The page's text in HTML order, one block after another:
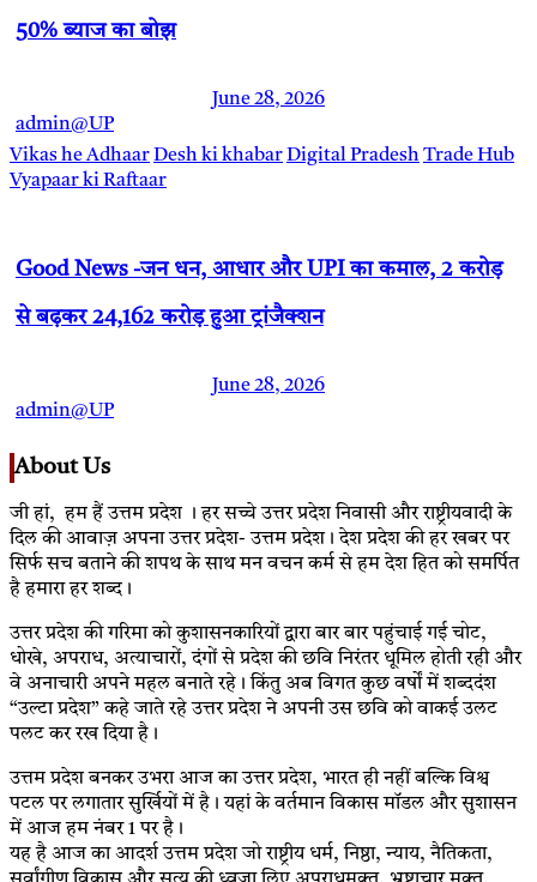
50% ब्याज का बोझ
June 28, 2026
admin@UP
Vikas he AdhaarDesh ki khabarDigital PradeshTrade Hub
Vyapaar ki Raftaar
Good News -जन धन, आधार और UPI का कमाल, 2 करोड़
से बढ़कर 24,162 करोड़ हुआ ट्रांजैक्शन
June 28, 2026
admin@UP
About Us
जी हां, हम हैं उत्तम प्रदेश । हर सच्चे उत्तर प्रदेश निवासी और राष्ट्रीयवादी के
दिल की आवाज़ अपना उत्तर प्रदेश- उत्तम प्रदेश। देश प्रदेश की हर खबर पर
सिर्फ सच बताने की शपथ के साथ मन वचन कर्म से हम देश हित को समर्पित
है हमारा हर शब्द।
उत्तर प्रदेश की गरिमा को कुशासनकारियों द्वारा बार बार पहुंचाई गई चोट,
धोखे, अपराध, अत्याचारों, दंगों से प्रदेश की छवि निरंतर धूमिल होती रही और
वे अनाचारी अपने महल बनाते रहे। किंतु अब विगत कुछ वर्षों में शब्ददंश
“उल्टा प्रदेश” कहे जाते रहे उत्तर प्रदेश ने अपनी उस छवि को वाकई उलट
पलट कर रख दिया है।
उत्तम प्रदेश बनकर उभरा आज का उत्तर प्रदेश, भारत ही नहीं बल्कि विश्व
पटल पर लगातार सुर्खियों में है। यहां के वर्तमान विकास मॉडल और सुशासन
में आज हम नंबर 1 पर है।
यह है आज का आदर्श उत्तम प्रदेश जो राष्ट्रीय धर्म, निष्ठा, न्याय, नैतिकता,